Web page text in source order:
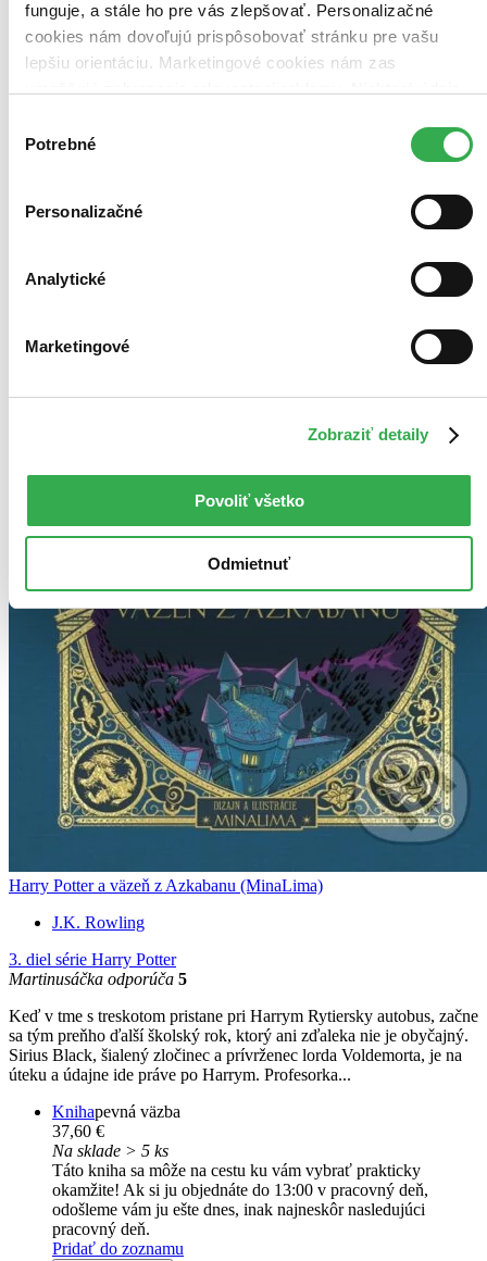
funguje, a stále ho pre vás zlepšovať. Personalizačné
cookies nám dovoľujú prispôsobovať stránku pre vašu
lepšiu orientáciu. Marketingové cookies nám zas
keby sme mohli používať všetky tieto cookies. Ďakujeme!
súhlasu
Potrebné
Personalizačné
Analytické
Marketingové
Zobraziť detaily
Povoliť všetko
Odmietnuť
Najvyššia zľava
414 produktov
Použité filtre
Zrušiť filtre
Harry Potter a väzeň z Azkabanu (MinaLima)
J.K. Rowling
3. diel série Harry Potter
Martinusáčka odporúča 5
Keď v tme s treskotom pristane pri Harrym Rytiersky autobus, začne
sa tým preňho ďalší školský rok, ktorý ani zďaleka nie je obyčajný.
Sirius Black, šialený zločinec a prívrženec lorda Voldemorta, je na
úteku a údajne ide práve po Harrym. Profesorka...
Knihapevná väzba
37,60 €
Na sklade > 5 ks
Táto kniha sa môže na cestu ku vám vybrať prakticky
okamžite! Ak si ju objednáte do 13:00 v pracovný deň,
odošleme vám ju ešte dnes, inak najneskôr nasledujúci
pracovný deň.
Pridať do zoznamu